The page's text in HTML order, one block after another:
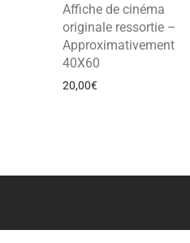
Affiche de cinéma
originale ressortie –
Approximativement
40X60
20,00€